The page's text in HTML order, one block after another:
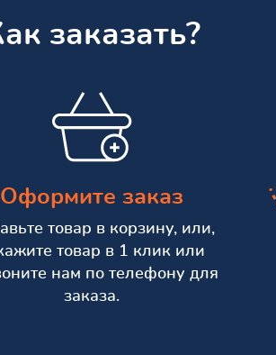
заказать?
Оформите заказ
товар в корзину, или,
товар в 1 клик или
нам по телефону для
заказа.